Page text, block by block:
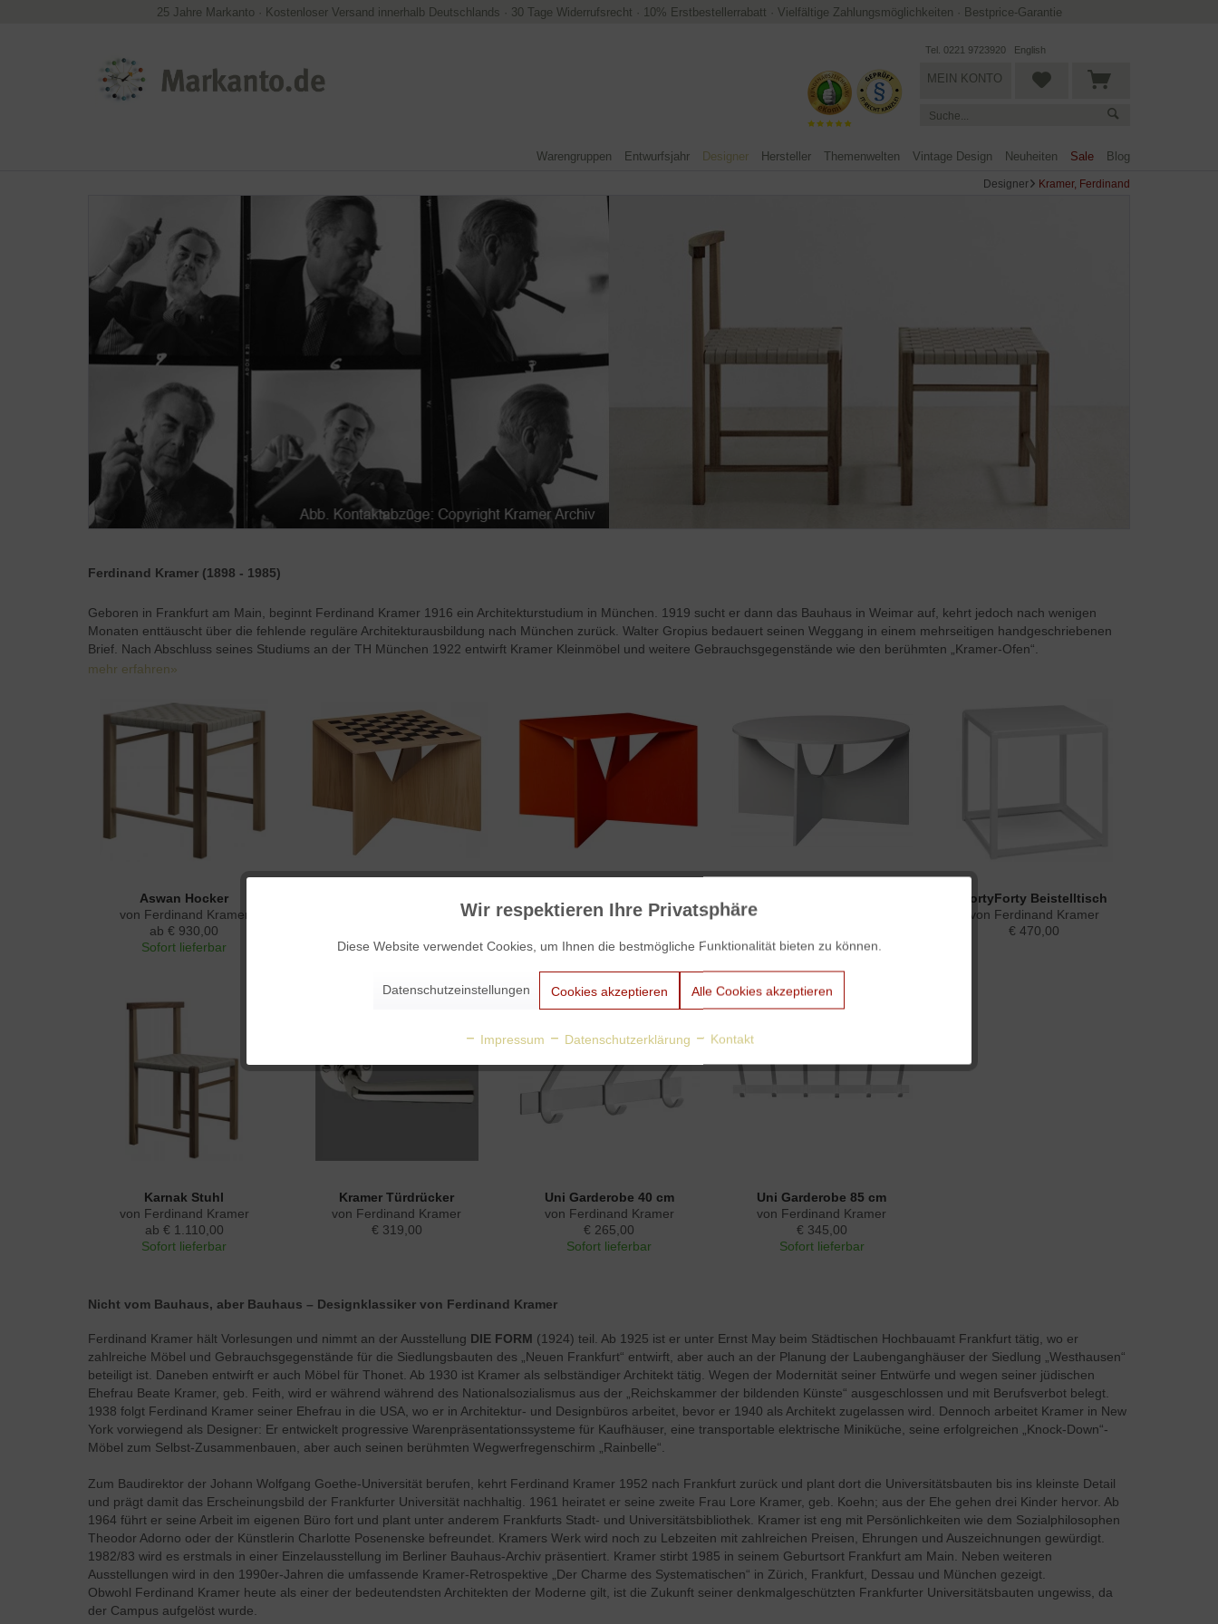
25 Jahre Markanto · Kostenloser Versand innerhalb Deutschlands · 30 Tage Widerrufsrecht · 10% Erstbestellerrabatt · Vielfältige Zahlungsmöglichkeiten · Bestprice-Garantie
Tel. 0221 9723920 English
MEIN KONTO
Warengruppen Entwurfsjahr Designer Hersteller Themenwelten Vintage Design Neuheiten Sale Blog
Designer Kramer, Ferdinand
Ferdinand Kramer (1898 - 1985)
Geboren in Frankfurt am Main, beginnt Ferdinand Kramer 1916 ein Architekturstudium in München. 1919 sucht er dann das Bauhaus in Weimar auf, kehrt jedoch nach wenigen
Monaten enttäuscht über die fehlende reguläre Architekturausbildung nach München zurück. Walter Gropius bedauert seinen Weggang in einem mehrseitigen handgeschriebenen
Brief. Nach Abschluss seines Studiums an der TH München 1922 entwirft Kramer Kleinmöbel und weitere Gebrauchsgegenstände wie den berühmten „Kramer-Ofen“.
mehr erfahren»
Aswan Hocker
von Ferdinand Kramer
ab € 930,00
Sofort lieferbar
von Ferdinand Kramer
von Ferdinand Kramer
von Ferdinand Kramer
FortyForty Beistelltisch
von Ferdinand Kramer
€ 470,00
Karnak Stuhl
von Ferdinand Kramer
ab € 1.110,00
Sofort lieferbar
Kramer Türdrücker
von Ferdinand Kramer
€ 319,00
Uni Garderobe 40 cm
von Ferdinand Kramer
€ 265,00
Sofort lieferbar
Uni Garderobe 85 cm
von Ferdinand Kramer
€ 345,00
Sofort lieferbar
Nicht vom Bauhaus, aber Bauhaus – Designklassiker von Ferdinand Kramer
Ferdinand Kramer hält Vorlesungen und nimmt an der Ausstellung DIE FORM (1924) teil. Ab 1925 ist er unter Ernst May beim Städtischen Hochbauamt Frankfurt tätig, wo er
zahlreiche Möbel und Gebrauchsgegenstände für die Siedlungsbauten des „Neuen Frankfurt“ entwirft, aber auch an der Planung der Laubenganghäuser der Siedlung „Westhausen“
beteiligt ist. Daneben entwirft er auch Möbel für Thonet. Ab 1930 ist Kramer als selbständiger Architekt tätig. Wegen der Modernität seiner Entwürfe und wegen seiner jüdischen
Ehefrau Beate Kramer, geb. Feith, wird er während während des Nationalsozialismus aus der „Reichskammer der bildenden Künste“ ausgeschlossen und mit Berufsverbot belegt.
1938 folgt Ferdinand Kramer seiner Ehefrau in die USA, wo er in Architektur- und Designbüros arbeitet, bevor er 1940 als Architekt zugelassen wird. Dennoch arbeitet Kramer in New
York vorwiegend als Designer: Er entwickelt progressive Warenpräsentationssysteme für Kaufhäuser, eine transportable elektrische Miniküche, seine erfolgreichen „Knock-Down“-
Möbel zum Selbst-Zusammenbauen, aber auch seinen berühmten Wegwerfregenschirm „Rainbelle“.
Zum Baudirektor der Johann Wolfgang Goethe-Universität berufen, kehrt Ferdinand Kramer 1952 nach Frankfurt zurück und plant dort die Universitätsbauten bis ins kleinste Detail
und prägt damit das Erscheinungsbild der Frankfurter Universität nachhaltig. 1961 heiratet er seine zweite Frau Lore Kramer, geb. Koehn; aus der Ehe gehen drei Kinder hervor. Ab
1964 führt er seine Arbeit im eigenen Büro fort und plant unter anderem Frankfurts Stadt- und Universitätsbibliothek. Kramer ist eng mit Persönlichkeiten wie dem Sozialphilosophen
Theodor Adorno oder der Künstlerin Charlotte Posenenske befreundet. Kramers Werk wird noch zu Lebzeiten mit zahlreichen Preisen, Ehrungen und Auszeichnungen gewürdigt.
1982/83 wird es erstmals in einer Einzelausstellung im Berliner Bauhaus-Archiv präsentiert. Kramer stirbt 1985 in seinem Geburtsort Frankfurt am Main. Neben weiteren
Ausstellungen wird in den 1990er-Jahren die umfassende Kramer-Retrospektive „Der Charme des Systematischen“ in Zürich, Frankfurt, Dessau und München gezeigt.
Obwohl Ferdinand Kramer heute als einer der bedeutendsten Architekten der Moderne gilt, ist die Zukunft seiner denkmalgeschützten Frankfurter Universitätsbauten ungewiss, da
der Campus aufgelöst wurde.
Personalisierung Aktiv
Wir respektieren Ihre Privatsphäre
Diese Website verwendet Cookies, um Ihnen die bestmögliche Funktionalität bieten zu können.
Datenschutzeinstellungen Cookies akzeptieren Alle Cookies akzeptieren
Impressum Datenschutzerklärung Kontakt